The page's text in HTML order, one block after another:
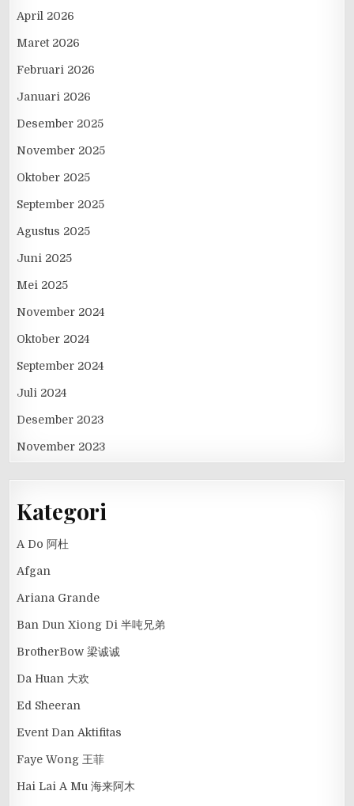
April 2026
Maret 2026
Februari 2026
Januari 2026
Desember 2025
November 2025
Oktober 2025
September 2025
Agustus 2025
Juni 2025
Mei 2025
November 2024
Oktober 2024
September 2024
Juli 2024
Desember 2023
November 2023
Kategori
A Do 阿杜
Afgan
Ariana Grande
Ban Dun Xiong Di 半吨兄弟
BrotherBow 梁诚诚
Da Huan 大欢
Ed Sheeran
Event Dan Aktifitas
Faye Wong 王菲
Hai Lai A Mu 海来阿木